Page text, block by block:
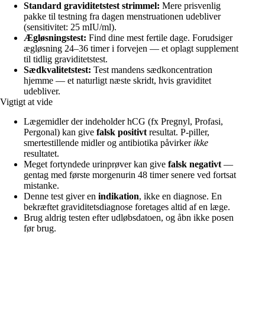
Standard graviditetstest strimmel: Mere prisvenlig
pakke til testning fra dagen menstruationen udebliver
(sensitivitet: 25 mIU/ml).
Ægløsningstest: Find dine mest fertile dage. Forudsiger
ægløsning 24–36 timer i forvejen — et oplagt supplement
til tidlig graviditetstest.
Sædkvalitetstest: Test mandens sædkoncentration
hjemme — et naturligt næste skridt, hvis graviditet
udebliver.
Vigtigt at vide
Lægemidler der indeholder hCG (fx Pregnyl, Profasi,
Pergonal) kan give falsk positivt resultat. P-piller,
smertestillende midler og antibiotika påvirker ikke
resultatet.
Meget fortyndede urinprøver kan give falsk negativt —
gentag med første morgenurin 48 timer senere ved fortsat
mistanke.
Denne test giver en indikation, ikke en diagnose. En
bekræftet graviditetsdiagnose foretages altid af en læge.
Brug aldrig testen efter udløbsdatoen, og åbn ikke posen
før brug.